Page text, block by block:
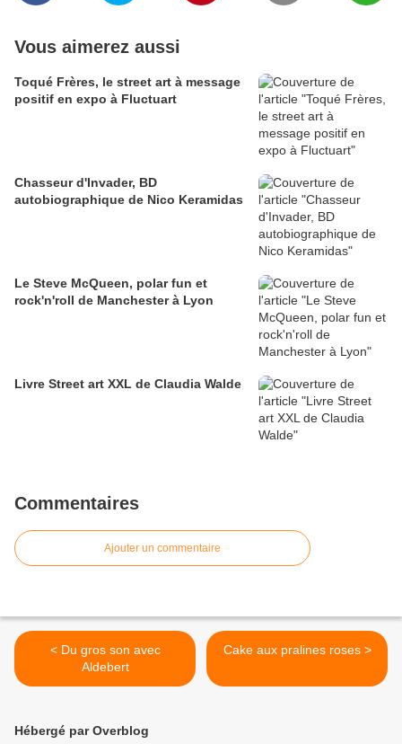
Vous aimerez aussi
Toqué Frères, le street art à message
positif en expo à Fluctuart
Chasseur d'Invader, BD
autobiographique de Nico Keramidas
Le Steve McQueen, polar fun et
rock'n'roll de Manchester à Lyon
Livre Street art XXL de Claudia Walde
Commentaires
Ajouter un commentaire
< Du gros son avec
Aldebert
Cake aux pralines roses >
Hébergé par Overblog